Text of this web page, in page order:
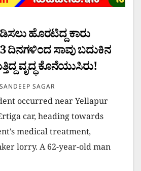
ಹೊರಟಿದ್ದ ಕಾರು
ದಿನಗಳಿಂದ ಸಾವು ಬದುಕಿನ
ವೃದ್ಧ ಕೊನೆಯುಸಿರು!
SANDEEP SAGAR
occurred near Yellapur
car, heading towards
medical treatment,
lorry. A 62-year-old man